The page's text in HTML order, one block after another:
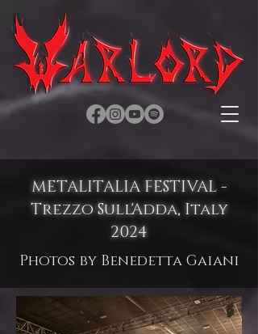
METALITALIA FESTIVAL -
Trezzo Sull'Adda, Italy
2024
Photos by Benedetta Gaiani